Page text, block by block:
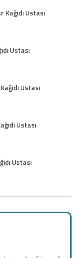
Ustası
Ustası
Ustası
Ustası
Ustası